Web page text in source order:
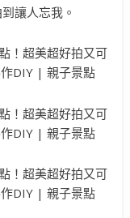
讓人忘我。